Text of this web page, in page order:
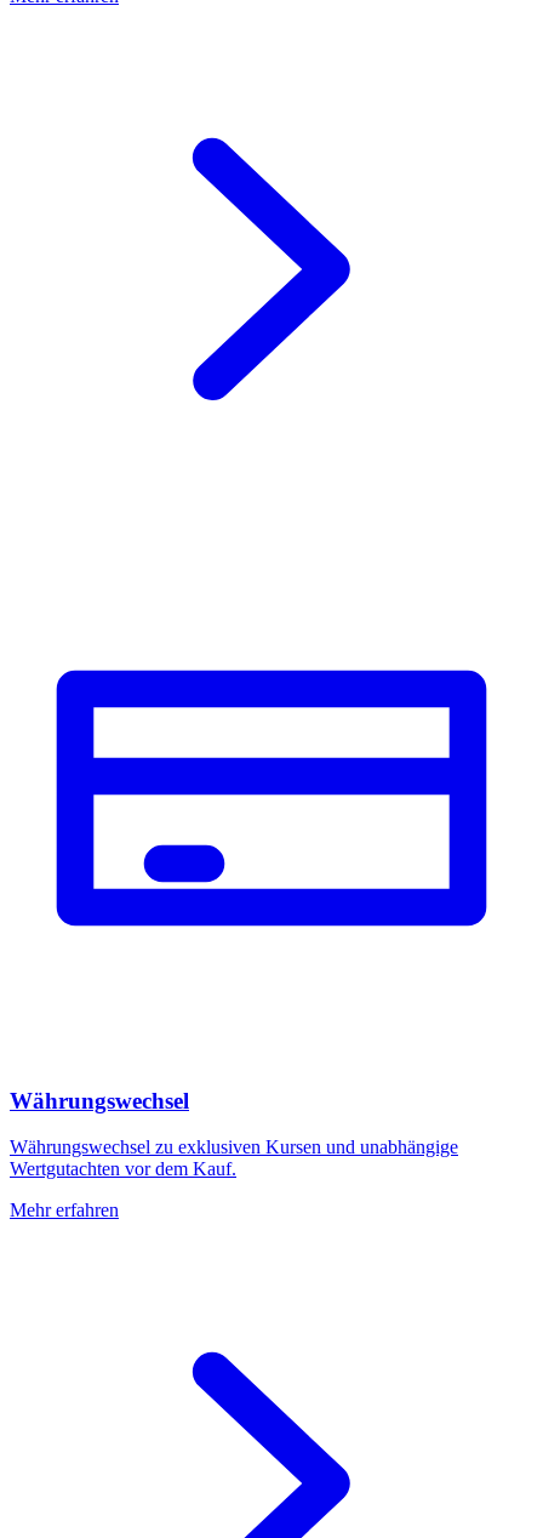
Währungswechsel
Währungswechsel zu exklusiven Kursen und unabhängige
Wertgutachten vor dem Kauf.
Mehr erfahren